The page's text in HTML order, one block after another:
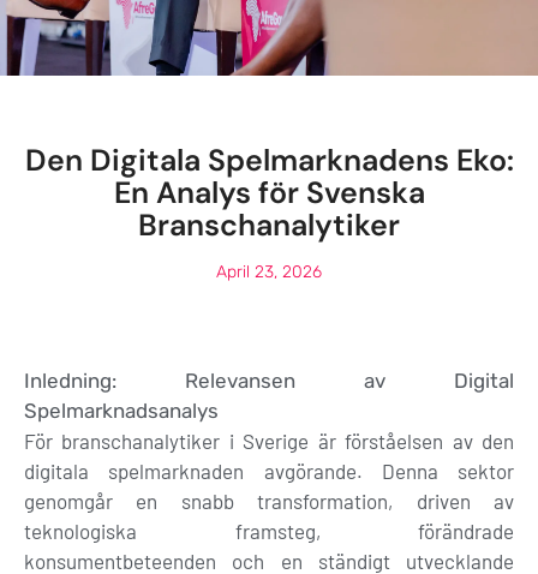
Den Digitala Spelmarknadens Eko:
En Analys för Svenska
Branschanalytiker
April 23, 2026
Inledning: Relevansen av Digital
Spelmarknadsanalys
För branschanalytiker i Sverige är förståelsen av den
digitala spelmarknaden avgörande. Denna sektor
genomgår en snabb transformation, driven av
teknologiska framsteg, förändrade
konsumentbeteenden och en ständigt utvecklande